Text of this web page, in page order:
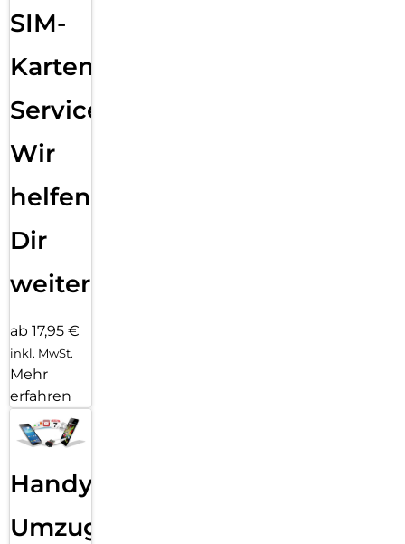
SIM-
Karten
Service:
Wir
helfen
Dir
weiter
ab 17,95 €
inkl. MwSt.
Mehr
erfahren
Handy
Umzug